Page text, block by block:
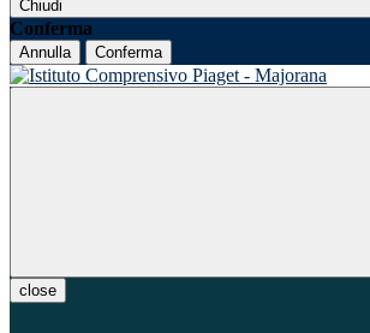
Chiudi
Conferma
Annulla Conferma
close